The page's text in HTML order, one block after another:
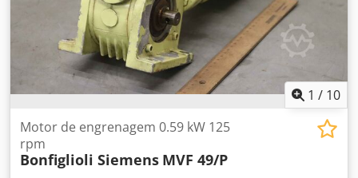
1 / 10
Motor de engrenagem 0.59 kW 125
rpm
Bonfiglioli Siemens MVF 49/P